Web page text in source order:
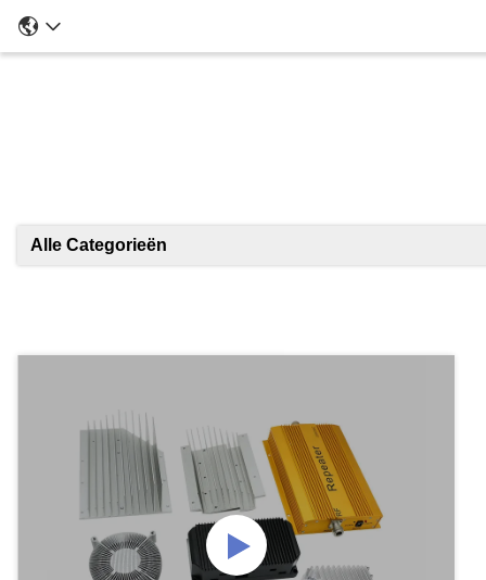
Alle Categorieën